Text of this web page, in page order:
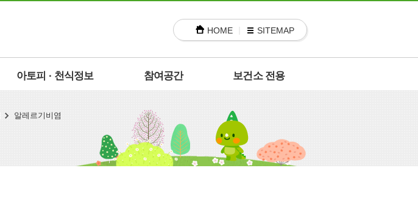
HOME SITEMAP
아토피 · 천식정보 참여공간 보건소 전용
알레르기비염